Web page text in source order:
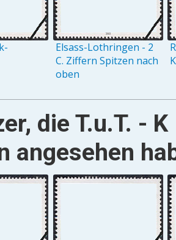
Elsass-Lothringen - 2
C. Ziffern Spitzen nach
oben
die T.u.T. -
angesehen